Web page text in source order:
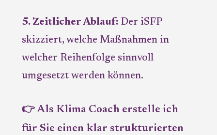
5. Zeitlicher Ablauf:Der iSFP
skizziert, welche Maßnahmen in
welcher Reihenfolge sinnvoll
umgesetzt werden können.
👉 Als Klima Coach erstelle ich
für Sie einen klar strukturierten